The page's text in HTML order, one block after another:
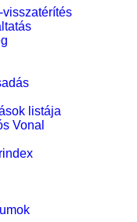
listája
Vonal